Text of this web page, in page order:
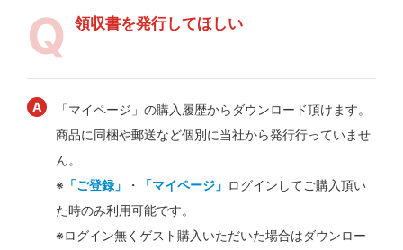
領収書を発行してほしい
「マイページ」の購入履歴からダウンロード頂けます。
商品に同梱や郵送など個別に当社から発行行っていませ
ん。
※ 「ご登録」 ・ 「マイページ」 ログインしてご購入頂い
た時のみ利用可能です。
※ログイン無くゲスト購入いただいた場合はダウンロー